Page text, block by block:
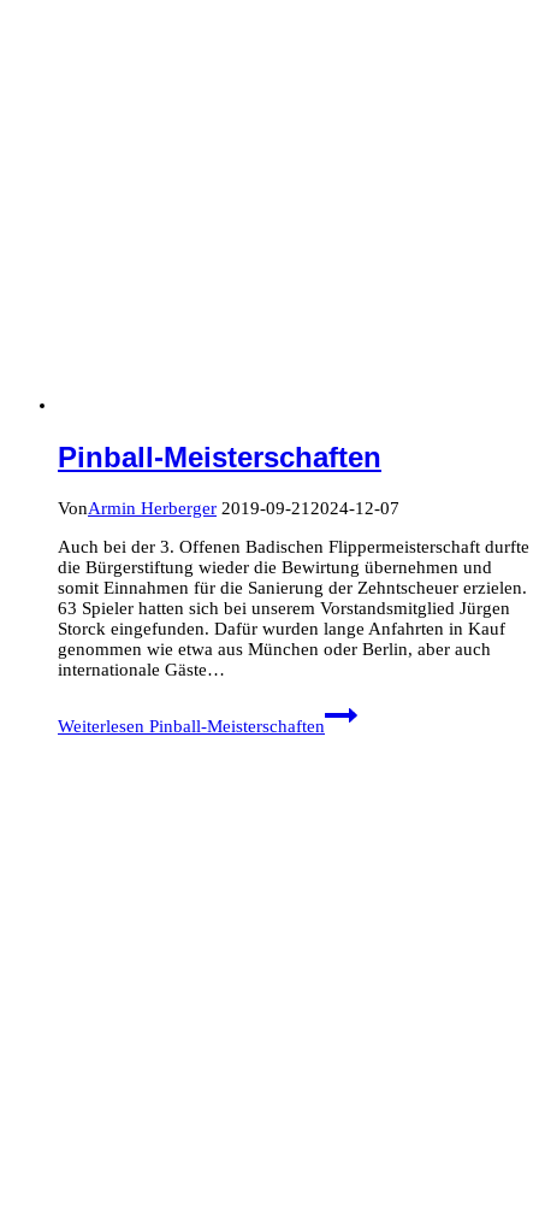
Pinball-Meisterschaften
VonArmin Herberger 2019-09-212024-12-07
Auch bei der 3. Offenen Badischen Flippermeisterschaft durfte
die Bürgerstiftung wieder die Bewirtung übernehmen und
somit Einnahmen für die Sanierung der Zehntscheuer erzielen.
63 Spieler hatten sich bei unserem Vorstandsmitglied Jürgen
Storck eingefunden. Dafür wurden lange Anfahrten in Kauf
genommen wie etwa aus München oder Berlin, aber auch
internationale Gäste…
Weiterlesen Pinball-Meisterschaften